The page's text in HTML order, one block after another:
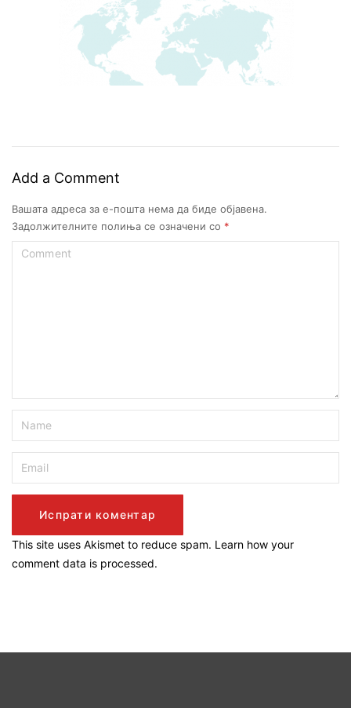
Add a Comment
Вашата адреса за е-пошта нема да биде објавена.
Задолжителните полиња се означени со *
This site uses Akismet to reduce spam. Learn how your
comment data is processed.